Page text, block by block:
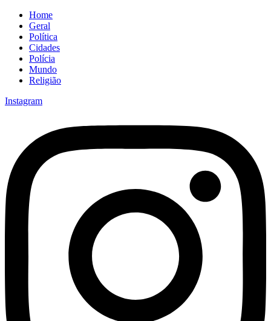
Home
Geral
Política
Cidades
Polícia
Mundo
Religião
Instagram